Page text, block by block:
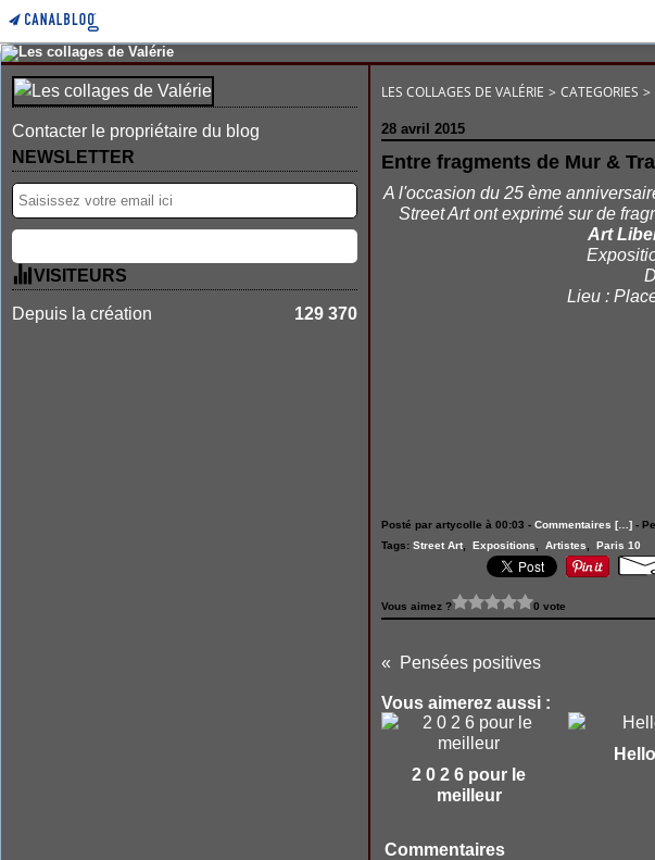
Contacter le propriétaire du blog
NEWSLETTER
VISITEURS
Depuis la création 129 370
LES COLLAGES DE VALÉRIE > CATEGORIES >
28 avril 2015
Entre fragments de Mur &
A l'occasion du 25 ème
Street Art ont exprimé sur de
Art
Lieu :
Posté par artycolle à 00:03 - Commentaires [… ]-
Tags: Street Art, Expositions Artistes Paris 10
Vous aimez ? 0 vote
Pensées positives
Vous aimerez aussi :
2 0 2 6 pour le
meilleur
Commentaires